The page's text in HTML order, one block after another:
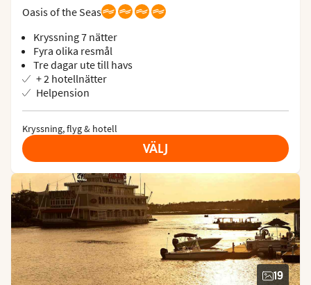
Oasis of the Seas
Kryssning 7 nätter
Fyra olika resmål
Tre dagar ute till havs
+ 2 hotellnätter
Helpension
Kryssning, flyg & hotell
VÄLJ
19